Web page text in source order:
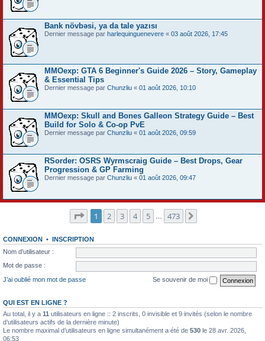
Bank növbəsi, ya da tale yazısı
Dernier message par harlequinguenevere « 03 août 2026, 17:45
MMOexp: GTA 6 Beginner's Guide 2026 – Story, Gameplay
& Essential Tips
Dernier message par Chunzliu « 01 août 2026, 10:10
MMOexp: Skull and Bones Galleon Strategy Guide – Best
Build for Solo & Co-op PvE
Dernier message par Chunzliu « 01 août 2026, 09:59
RSorder: OSRS Wyrmscraig Guide – Best Drops, Gear
Progression & GP Farming
Dernier message par Chunzliu « 01 août 2026, 09:47
Page sur473
1 2 3 4 5 473
CONNEXION • INSCRIPTION
Nom d’utilisateur :
Mot de passe :
J’ai oublié mon mot de passe
Se souvenir de moi
QUI EST EN LIGNE ?
Au total, il y a 11 utilisateurs en ligne :: 2 inscrits, 0 invisible et 9 invités (selon le nombre
d’utilisateurs actifs de la dernière minute)
Le nombre maximal d’utilisateurs en ligne simultanément a été de 530 le 28 avr. 2026,
06:53